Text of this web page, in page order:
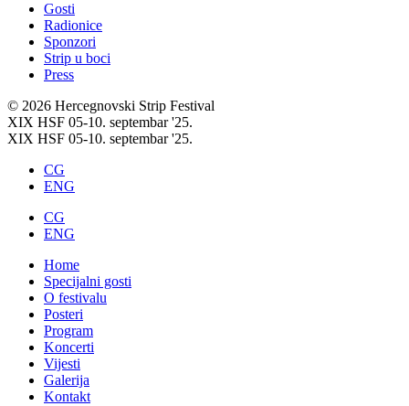
Gosti
Radionice
Sponzori
Strip u boci
Press
© 2026 Hercegnovski Strip Festival
XIX HSF 05-10. septembar '25.
XIX HSF 05-10. septembar '25.
CG
ENG
CG
ENG
Home
Specijalni gosti
O festivalu
Posteri
Program
Koncerti
Vijesti
Galerija
Kontakt